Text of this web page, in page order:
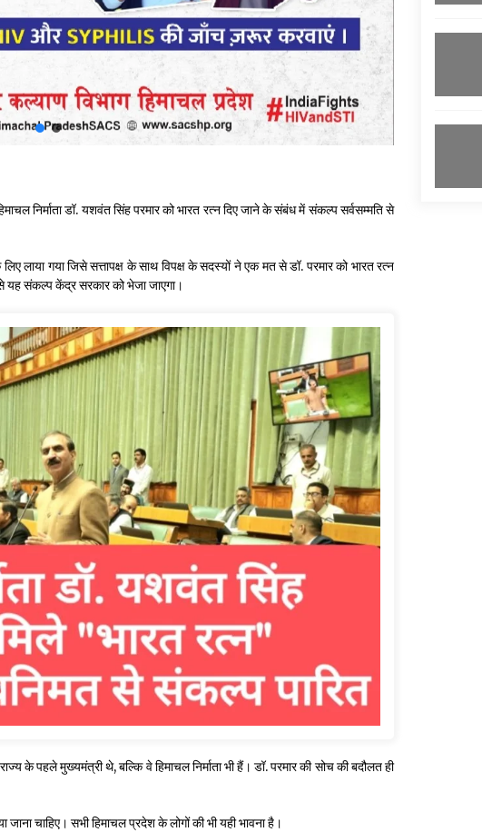
निर्माता डॉ. यशवंत सिंह परमार को भारत रत्न दिए जाने के संबंध में संकल्प सर्वसम्मति से
गया जिसे सत्तापक्ष के साथ विपक्ष के सदस्यों ने एक मत से डॉ. परमार को भारत रत्न
यह संकल्प केंद्र सरकार को भेजा जाएगा।
के पहले मुख्यमंत्री थे, बल्कि वे हिमाचल निर्माता भी हैं। डॉ. परमार की सोच की बदौलत ही
चाहिए। सभी हिमाचल प्रदेश के लोगों की भी यही भावना है।